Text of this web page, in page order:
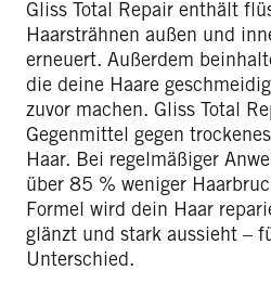
Gliss Total Repair enthält
Haarsträhnen außen und
erneuert. Außerdem
die deine Haare
zuvor machen. Gliss Total
Gegenmittel gegen
Haar. Bei regelmäßiger
über 85 % weniger
Formel wird dein Haar
glänzt und stark aussieht –
Unterschied.